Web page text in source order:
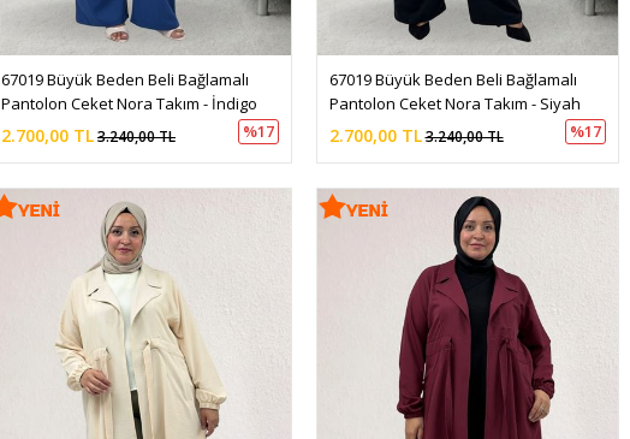
67019 Büyük Beden Beli Bağlamalı
Pantolon Ceket Nora Takım - İndigo
2.700,00 TL3.240,00 TL %17
67019 Büyük Beden Beli Bağlamalı
Pantolon Ceket Nora Takım - Siyah
2.700,00 TL3.240,00 TL %17